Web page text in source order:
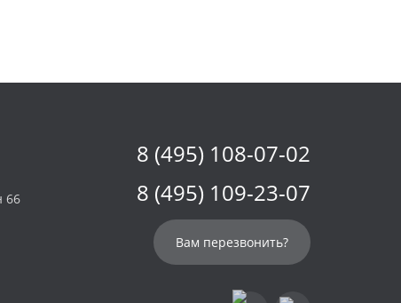
66
8 (495) 108-07-02
8 (495) 109-23-07
Вам перезвонить?